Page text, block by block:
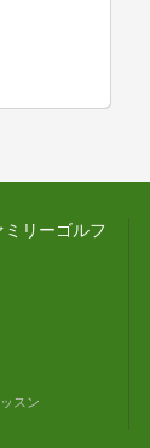
リーゴルフ
スン